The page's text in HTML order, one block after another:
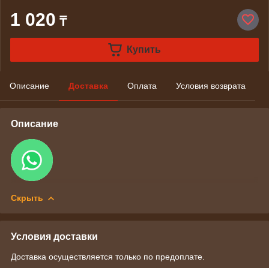
1 020 ₸
Купить
Описание Доставка Оплата Условия возврата
Описание
Скрыть
Условия доставки
Доставка осуществляется только по предоплате.